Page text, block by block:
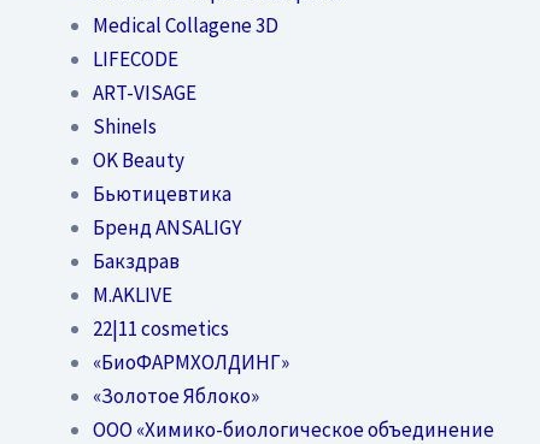
Medical Collagene 3D
LIFECODE
ART-VISAGE
ShineIs
OK Beauty
Бьютицевтика
Бренд ANSALIGY
Бакздрав
M.AKLIVE
22|11 cosmetics
«БиоФАРМХОЛДИНГ»
«Золотое Яблоко»
OOO «Химико-биологическое объединение